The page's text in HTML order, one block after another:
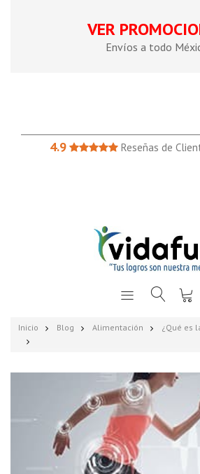
VER
Envíos a todo
4.9 Reseñas de
Inicio Blog Alimentación ¿Qué es